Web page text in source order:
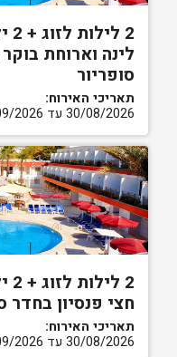
2
לינה וארוחת
סופריור
תאריכי האירוח:
30/08/2026 עד 02/09/2026
2
חצי פנסיון בחדר
תאריכי האירוח:
30/08/2026 עד 02/09/2026